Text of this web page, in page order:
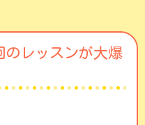
レッスンが大爆